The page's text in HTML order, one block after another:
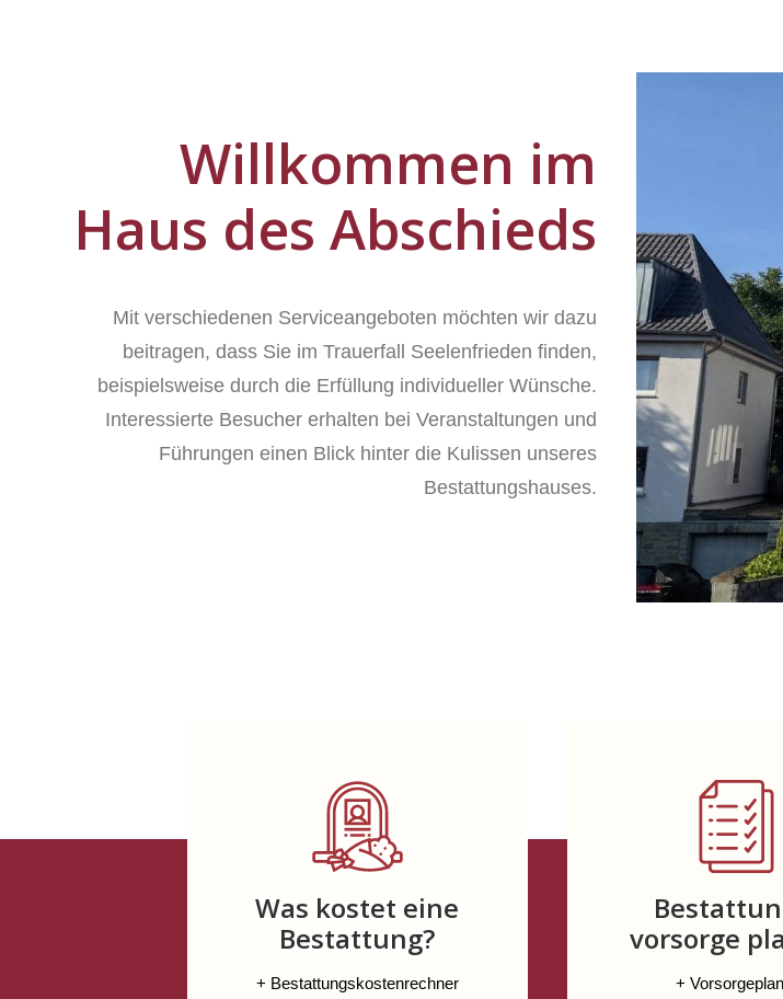
Willkommen im
Haus des Abschieds
Mit verschiedenen Serviceangeboten möchten wir dazu
beitragen, dass Sie im Trauerfall Seelenfrieden finden,
beispielsweise durch die Erfüllung individueller Wünsche.
Interessierte Besucher erhalten bei Veranstaltungen und
Führungen einen Blick hinter die Kulissen unseres
Bestattungshauses.
Was kostet eine
Bestattung?
+ Bestattungskostenrechner
vorsorge
+